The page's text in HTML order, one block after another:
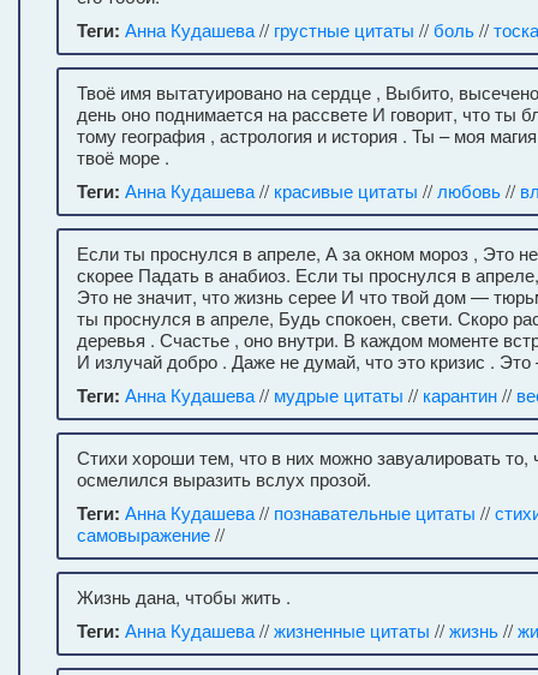
Теги: Анна Кудашева// грустные цитаты //боль//тоска
Твоё имя вытатуировано на сердце , Выбито,
день оно поднимается на рассвете И говорит, что ты
тому география , астрология и история . Ты – моя
твоё море .
Теги: Анна Кудашева// красивые цитаты // любовь//
Если ты проснулся в апреле, А за окном мороз , Это
скорее Падать в анабиоз. Если ты проснулся в
Это не значит, что жизнь серее И что твой дом —
ты проснулся в апреле, Будь спокоен, свети. Скоро
деревья . Счастье , оно внутри. В каждом моменте
И излучай добро . Даже не думай, что это кризис .
Теги: Анна Кудашева// мудрые цитаты // карантин//
Стихи хороши тем, что в них можно завуалировать то,
осмелился выразить вслух прозой.
Теги: Анна Кудашева// познавательные цитаты //
самовыражение//
Жизнь дана, чтобы жить .
Теги: Анна Кудашева//жизненные цитаты //жизнь//